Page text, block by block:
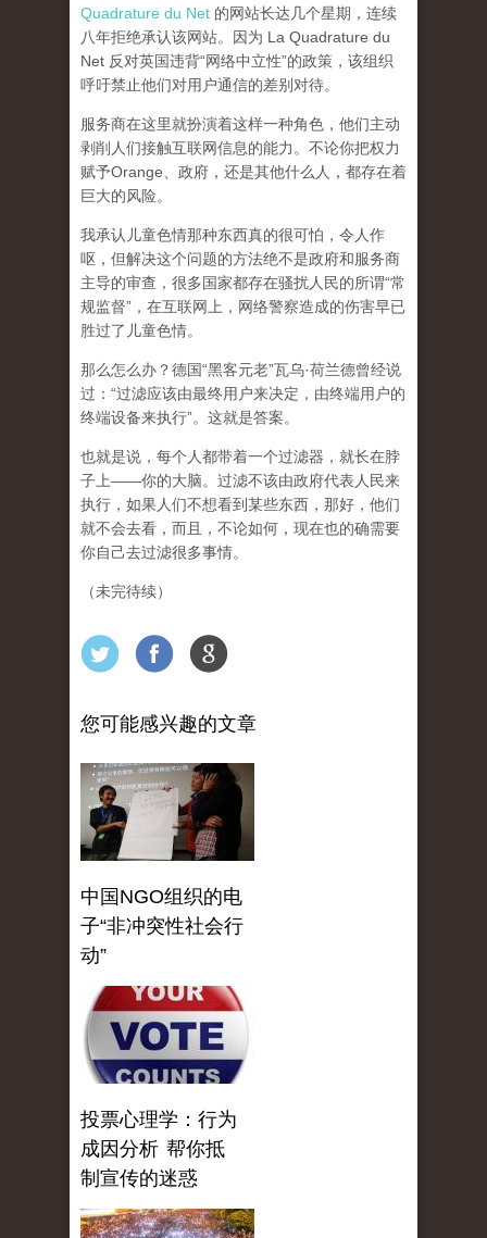
Quadrature du Net 的网站长达几个星期，连续
八年拒绝承认该网站。因为 La Quadrature du
Net 反对英国违背“网络中立性”的政策，该组织
呼吁禁止他们对用户通信的差别对待。
服务商在这里就扮演着这样一种角色，他们主动
剥削人们接触互联网信息的能力。不论你把权力
赋予Orange、政府，还是其他什么人，都存在着
巨大的风险。
我承认儿童色情那种东西真的很可怕，令人作
呕，但解决这个问题的方法绝不是政府和服务商
主导的审查，很多国家都存在骚扰人民的所谓“常
规监督”，在互联网上，网络警察造成的伤害早已
胜过了儿童色情。
那么怎么办？德国“黑客元老”瓦乌·荷兰德曾经说
过：“过滤应该由最终用户来决定，由终端用户的
终端设备来执行”。这就是答案。
也就是说，每个人都带着一个过滤器，就长在脖
子上——你的大脑。过滤不该由政府代表人民来
执行，如果人们不想看到某些东西，那好，他们
就不会去看，而且，不论如何，现在也的确需要
你自己去过滤很多事情。
（未完待续）
您可能感兴趣的文章
中国NGO组织的电
子“非冲突性社会行
动”
投票心理学：行为
成因分析 帮你抵
制宣传的迷惑